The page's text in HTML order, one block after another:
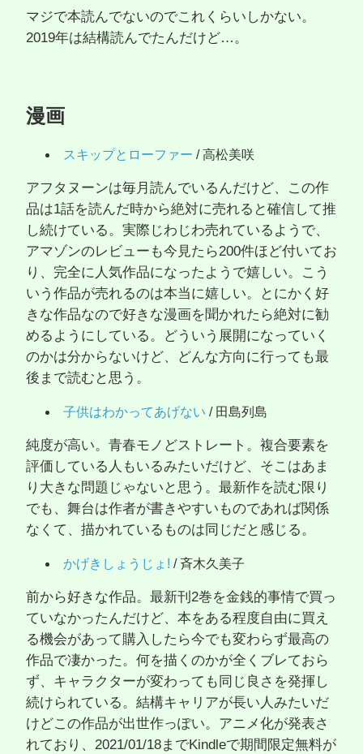
マジで本読んでないのでこれくらいしかない。
2019年は結構読んでたんだけど…。
漫画
スキップとローファー / 高松美咲
アフタヌーンは毎月読んでいるんだけど、この作
品は1話を読んだ時から絶対に売れると確信して推
し続けている。実際じわじわ売れているようで、
アマゾンのレビューも今見たら200件ほど付いてお
り、完全に人気作品になったようで嬉しい。こう
いう作品が売れるのは本当に嬉しい。とにかく好
きな作品なので好きな漫画を聞かれたら絶対に勧
めるようにしている。どういう展開になっていく
のかは分からないけど、どんな方向に行っても最
後まで読むと思う。
子供はわかってあげない / 田島列島
純度が高い。青春モノどストレート。複合要素を
評価している人もいるみたいだけど、そこはあま
り大きな問題じゃないと思う。最新作を読む限り
でも、舞台は作者が書きやすいものであれば関係
なくて、描かれているものは同じだと感じる。
かげきしょうじょ! / 斉木久美子
前から好きな作品。最新刊2巻を金銭的事情で買っ
ていなかったんだけど、本をある程度自由に買え
る機会があって購入したら今でも変わらず最高の
作品で凄かった。何を描くのかが全くブレておら
ず、キャラクターが変わっても同じ良さを発揮し
続けられている。結構キャリアが長い人みたいだ
けどこの作品が出世作っぽい。アニメ化が発表さ
れており、2021/01/18までKindleで期間限定無料が